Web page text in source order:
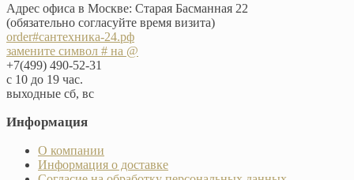
Адрес офиса в Москве: Старая Басманная 22
(обязательно согласуйте время визита)
order#сантехника-24.рф
замените символ # на @
+7(499) 490-52-31
с 10 до 19 час.
выходные сб, вс
Информация
О компании
Информация о доставке